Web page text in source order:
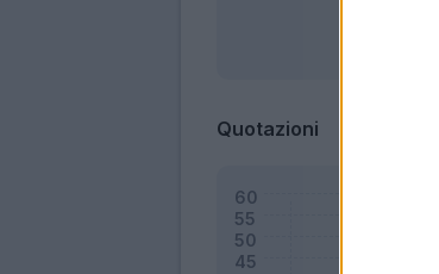
Quotazioni